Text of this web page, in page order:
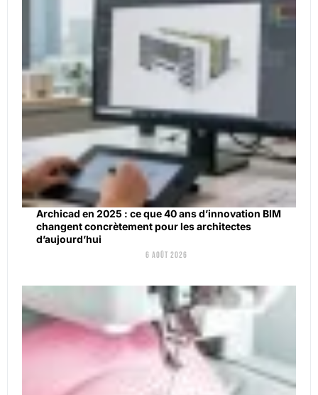
Archicad en 2025 : ce que 40 ans d’innovation BIM
changent concrètement pour les architectes
d’aujourd’hui
6 août 2026